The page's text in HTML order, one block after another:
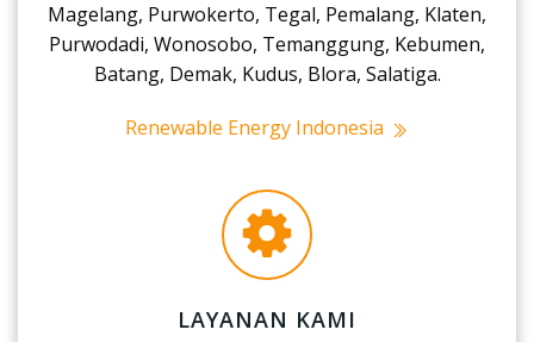
Magelang, Purwokerto, Tegal, Pemalang, Klaten,
Purwodadi, Wonosobo, Temanggung, Kebumen,
Batang, Demak, Kudus, Blora, Salatiga.
Renewable Energy Indonesia
LAYANAN KAMI